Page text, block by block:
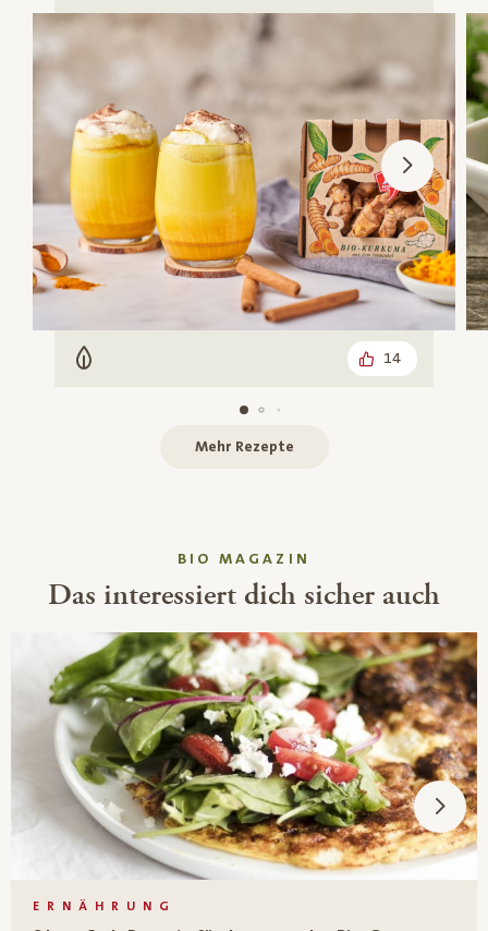
Vegetarisch 14
Mehr Rezepte
BIO MAGAZIN
Das interessiert dich sicher auch
ERNÄHRUNG